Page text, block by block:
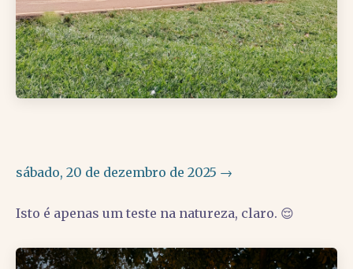
sábado, 20 de dezembro de 2025 →
Isto é apenas um teste na natureza, claro. 😌